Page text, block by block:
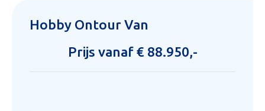
Hobby Ontour Van
Prijs vanaf € 88.950,-